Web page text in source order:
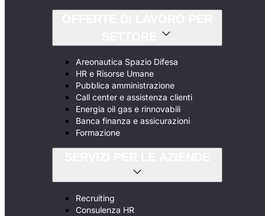
Areonautica Spazio Difesa
HR e Risorse Umane
Pubblica amministrazione
Call center e assistenza clienti
Energia oil gas e rinnovabili
Banca finanza e assicurazioni
Formazione
Recruiting
Consulenza HR